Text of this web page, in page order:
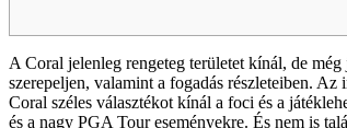
A Coral jelenleg rengeteg területet kínál, de
szerepeljen, valamint a fogadás részleteiben. Az
Coral széles választékot kínál a foci és a
és a nagy PGA Tour eseményekre. És nem is